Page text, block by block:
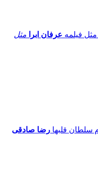
عرفان ابرا
مثل
رضا صادقی